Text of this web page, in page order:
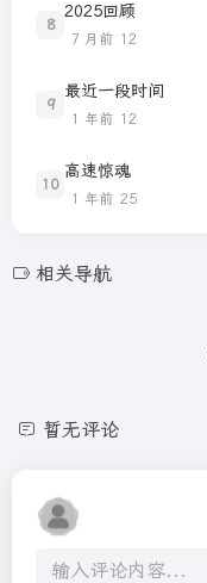
8
2025回顾
7 月前 12
9
最近一段时间
1 年前 12
10
高速惊魂
1 年前 25
相关导航
暂无评论